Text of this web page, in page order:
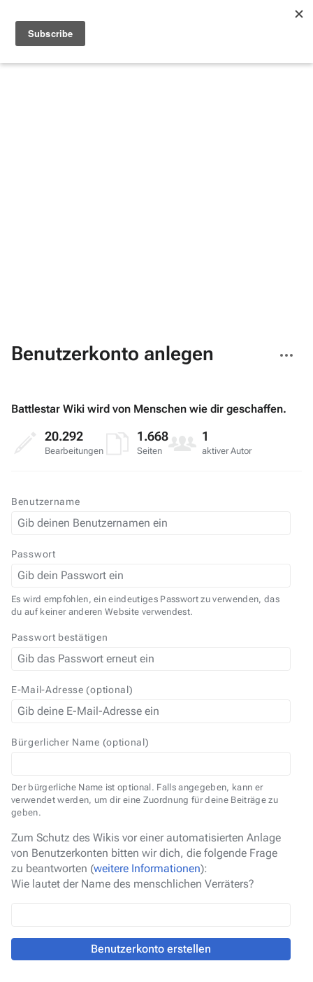
Benutzerkonto anlegen
Aktionen
Benutzername
Passwort
Es wird empfohlen, ein eindeutiges Passwort zu verwenden, das
du auf keiner anderen Website verwendest.
Passwort bestätigen
E-Mail-Adresse (optional)
Bürgerlicher Name (optional)
Der bürgerliche Name ist optional. Falls angegeben, kann er
verwendet werden, um dir eine Zuordnung für deine Beiträge zu
geben.
Zum Schutz des Wikis vor einer automatisierten Anlage
von Benutzerkonten bitten wir dich, die folgende Frage
zu beantworten (weitere Informationen):
Wie lautet der Name des menschlichen Verräters?
Benutzerkonto erstellen
Battlestar Wiki wird von Menschen wie dir geschaffen.
20.292
Bearbeitungen
1.668
Seiten
1
aktiver Autor